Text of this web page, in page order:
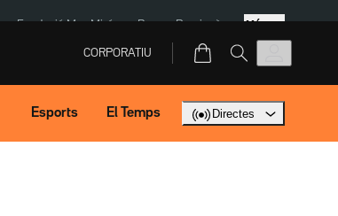
Fundació Mas Miró eBay Perpinyà Més
CORPORATIU
Esports El Temps Directes